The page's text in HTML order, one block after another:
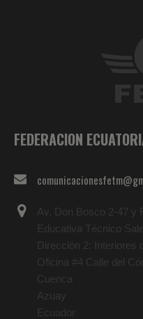
FEDERACION
Av. Don Bosco 2-47 y
Educativa Técnico
Dirección 2: Interiores
Oficina #4 Calle del
Cuenca
Azuay
Ecuador